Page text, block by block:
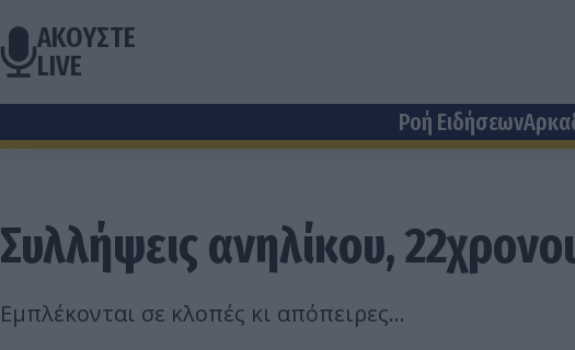
ΑΚΟΥΣΤΕ
LIVE
Ροή Ειδήσεων
Συλλήψεις ανηλίκου,
Εμπλέκονται σε κλοπές κι απόπειρες...